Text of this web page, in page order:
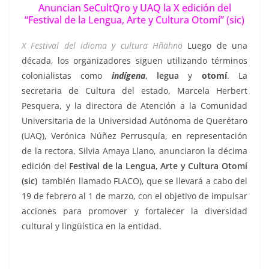
Anuncian SeCultQro y UAQ la X edición del
“Festival de la Lengua, Arte y Cultura Otomí” (sic)
X Festival del idioma y cultura Hñähnö Luego de una
década, los organizadores siguen utilizando términos
colonialistas como indígena, legua y otomí. La
secretaria de Cultura del estado, Marcela Herbert
Pesquera, y la directora de Atención a la Comunidad
Universitaria de la Universidad Autónoma de Querétaro
(UAQ), Verónica Núñez Perrusquía, en representación
de la rectora, Silvia Amaya Llano, anunciaron la décima
edición del Festival de la Lengua, Arte y Cultura Otomí
(sic) también llamado FLACO), que se llevará a cabo del
19 de febrero al 1 de marzo, con el objetivo de impulsar
acciones para promover y fortalecer la diversidad
cultural y lingüística en la entidad.